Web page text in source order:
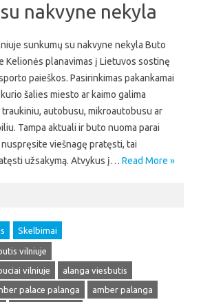
nakvyne nekyla
sunkumų su nakvyne nekyla Buto
Kelionės planavimas į Lietuvos sostinę
paieškos. Pasirinkimas pakankamai
šalies miesto ar kaimo galima
autobusu, mikroautobusu ar
Tampa aktuali ir buto nuoma parai
viešnagę pratęsti, tai
užsakymą. Atvykus į… Read More »
Skelbimai
vilniuje
vilniuje
alanga viesbutis
palace palanga
amber palanga